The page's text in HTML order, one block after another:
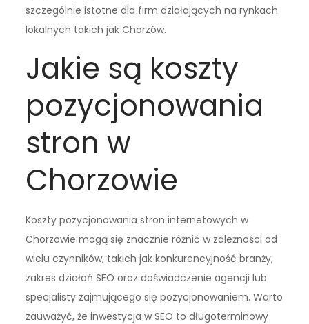
szczególnie istotne dla firm działających na rynkach
lokalnych takich jak Chorzów.
Jakie są koszty
pozycjonowania
stron w
Chorzowie
Koszty pozycjonowania stron internetowych w
Chorzowie mogą się znacznie różnić w zależności od
wielu czynników, takich jak konkurencyjność branży,
zakres działań SEO oraz doświadczenie agencji lub
specjalisty zajmującego się pozycjonowaniem. Warto
zauważyć, że inwestycja w SEO to długoterminowy